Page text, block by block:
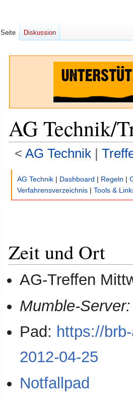
AG Technik/
< AG Technik‎ |
AG Technik | Dashboard | Regeln |
Verfahrensverzeichnis | Tools &
Zeit und Ort
AG-Treffen
Mumble-Server:
Pad: https://
2012-04-25
Notfallpad
Seite Diskussion